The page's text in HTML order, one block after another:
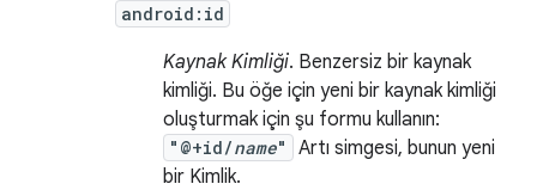
android:id
Kaynak Kimliği. Benzersiz bir kaynak
kimliği. Bu öğe için yeni bir kaynak kimliği
oluşturmak için şu formu kullanın:
"@+id/name"
Artı simgesi, bunun yeni
bir Kimlik.